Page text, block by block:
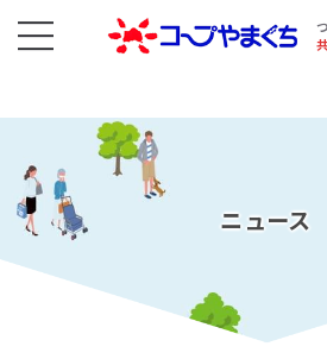
コープやまぐち お買い物・サービス こだ
ニュース